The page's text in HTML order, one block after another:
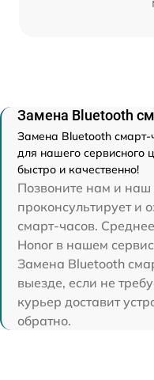
Замена Bluetooth
Замена Bluetooth
для нашего сервисного
быстро и качественно!
Позвоните нам и наш
проконсультирует и
смарт-часов.
Honor в нашем
Замена Bluetooth
выезде, если не
курьер доставит
обратно.